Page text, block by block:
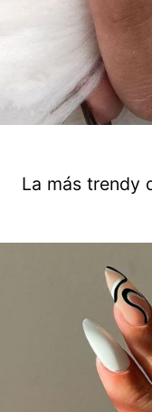
La más trendy